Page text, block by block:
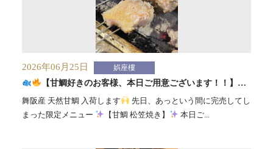
2026年06月25日 娯座樓
【甘鯛好きのお客様、本日ご用意ございます！！】
舞阪産 天然甘鯛 入荷します
先日、あっという間に完売してし
まった限定メニュー
【甘鯛 松笠焼き】 本日ご...